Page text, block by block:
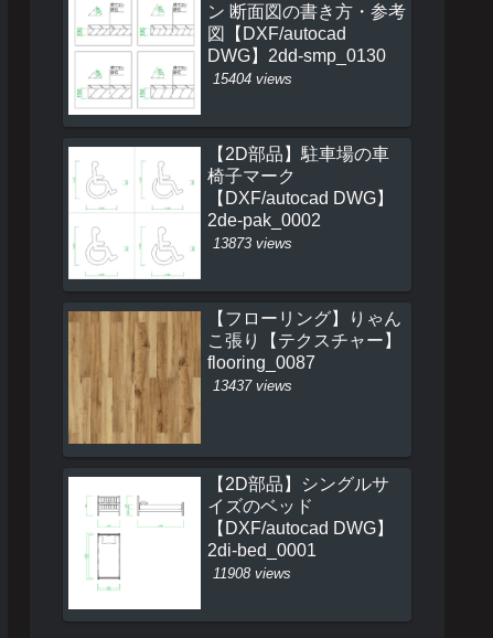
ン 断面図の書き方・参考
図【DXF/autocad
DWG】2dd-smp_0130
15404 views
【2D部品】駐車場の車
椅子マーク
【DXF/autocad DWG】
2de-pak_0002
13873 views
【フローリング】りゃん
こ張り【テクスチャー】
flooring_0087
13437 views
【2D部品】シングルサ
イズのベッド
【DXF/autocad DWG】
2di-bed_0001
11908 views